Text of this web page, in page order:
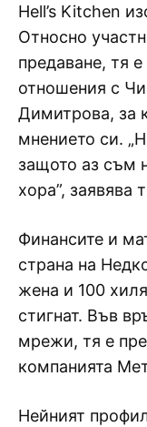
Hell’s Kitchen
Относно
предаване, тя
отношения с
Димитрова, за
мнението си.
защото аз съм
хора”, заявява
Финансите и
страна на
жена и 100
стигнат. Във
мрежи, тя е
компанията
Нейният